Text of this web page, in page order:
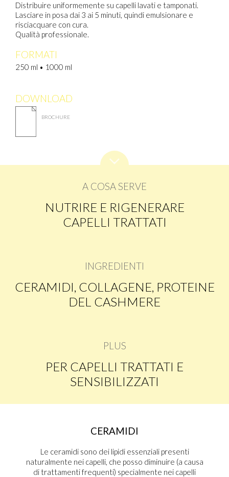
Distribuire uniformemente su capelli lavati e tamponati.
Lasciare in posa dai 3 ai 5 minuti, quindi emulsionare e
risciacquare con cura.
Qualità professionale.
FORMATI
250 ml • 1000 ml
DOWNLOAD
BROCHURE
A COSA SERVE
NUTRIRE E RIGENERARE
CAPELLI TRATTATI
INGREDIENTI
CERAMIDI, COLLAGENE, PROTEINE
DEL CASHMERE
PLUS
PER CAPELLI TRATTATI E
SENSIBILIZZATI
CERAMIDI
Le ceramidi sono dei lipidi essenziali presenti
naturalmente nei capelli, che posso diminuire (a causa
di trattamenti frequenti) specialmente nei capelli